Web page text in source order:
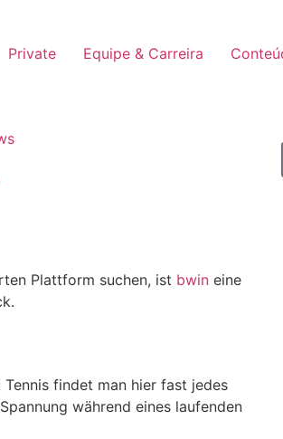
Private Equipe & Carreira
Plattform suchen, ist bwin eine
findet man hier fast jedes
während eines laufenden